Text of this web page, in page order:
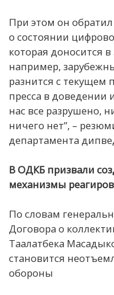
При этом он
о состоянии
которая доносится
например,
разнится с
пресса в доведении
нас все разрушено,
ничего нет”, –
департамента
В ОДКБ призвали
механизмы
По словам
Договора о
Таалатбека
становится
обороны